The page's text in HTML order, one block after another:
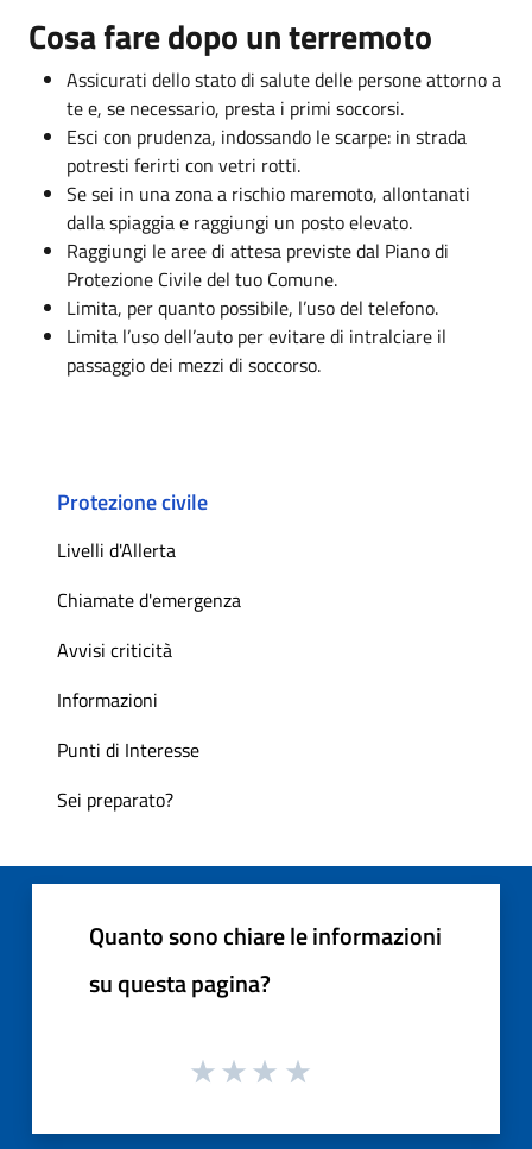
Cosa fare dopo un terremoto
Assicurati dello stato di salute delle persone attorno a
te e, se necessario, presta i primi soccorsi.
Esci con prudenza, indossando le scarpe: in strada
potresti ferirti con vetri rotti.
Se sei in una zona a rischio maremoto, allontanati
dalla spiaggia e raggiungi un posto elevato.
Raggiungi le aree di attesa previste dal Piano di
Protezione Civile del tuo Comune.
Limita, per quanto possibile, l’uso del telefono.
Limita l’uso dell’auto per evitare di intralciare il
passaggio dei mezzi di soccorso.
Protezione civile
Livelli d'Allerta
Chiamate d'emergenza
Avvisi criticità
Informazioni
Punti di Interesse
Sei preparato?
Quanto sono chiare le informazioni
su questa pagina?